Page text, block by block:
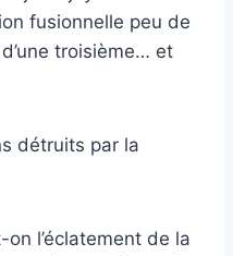
fusionnelle peu de
troisième… et
détruits par la
l’éclatement de la